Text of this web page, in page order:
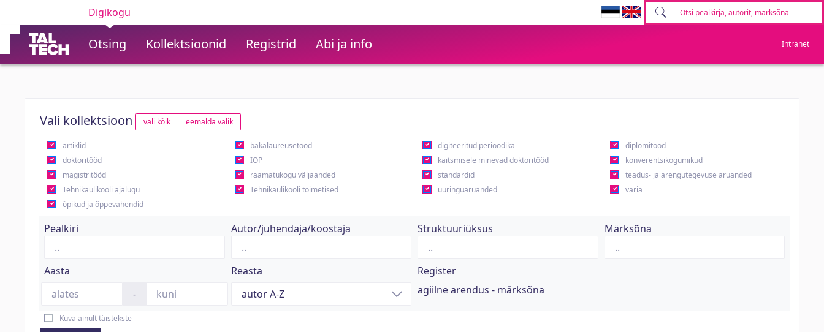
Digikogu
Otsing Kollektsioonid Registrid Abi ja info Intranet
Vali kollektsioon vali kõik eemalda valik
artiklid bakalaureusetööd digiteeritud perioodika
diplomitööd
doktoritööd
IOP kaitsmisele minevad doktoritööd
konverentsikogumikud
magistritööd
raamatukogu väljaanded standardid
teadus- ja arengutegevuse aruanded
Tehnikaülikooli ajalugu
Tehnikaülikooli toimetised uuringuaruanded
varia
õpikud ja õppevahendid
Pealkiri Autor/juhendaja/koostaja Struktuuriüksus Märksõna
Aasta
-
Reasta
Register
agiilne arendus - märksõna
Kuva ainult täistekste